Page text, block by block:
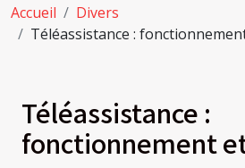
Accueil
Divers
Téléassistance :
Téléassistance :
fonctionnement